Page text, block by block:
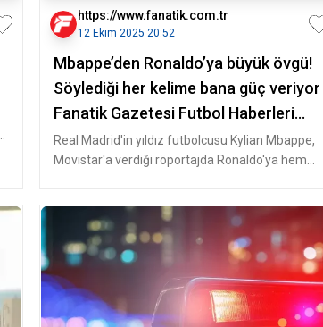
https://www.fanatik.com.tr
12 Ekim 2025 20:52
Mbappe’den Ronaldo’ya büyük övgü!
Söylediği her kelime bana güç veriyor
Fanatik Gazetesi Futbol Haberleri
Spor
Real Madrid'in yıldız futbolcusu Kylian Mbappe,
Movistar'a verdiği röportajda Ronaldo'ya hem